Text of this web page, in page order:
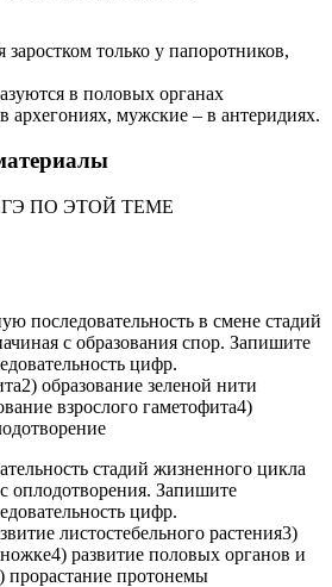
только у папоротников,
в половых органах
архегониях, мужские – в антеридиях.
ПО ЭТОЙ ТЕМЕ
последовательность в смене стадий
с образования спор. Запишите
цифр.
образование зеленой нити
взрослого гаметофита4)
стадий жизненного цикла
оплодотворения. Запишите
цифр.
листостебельного растения3)
развитие половых органов и
прорастание протонемы